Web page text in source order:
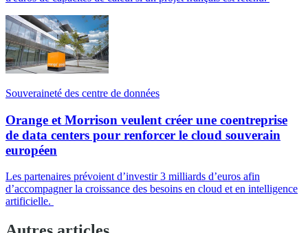
Souveraineté des centre de données
Orange et Morrison veulent créer une coentreprise
de data centers pour renforcer le cloud souverain
européen
Les partenaires prévoient d’investir 3 milliards d’euros afin
d’accompagner la croissance des besoins en cloud et en intelligence
artificielle.